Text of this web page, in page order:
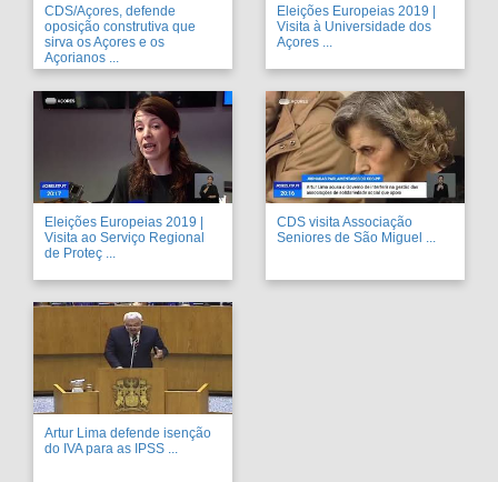
CDS/Açores, defende
oposição construtiva que
sirva os Açores e os
Açorianos ...
Eleições Europeias 2019 |
Visita à Universidade dos
Açores ...
Eleições Europeias 2019 |
Visita ao Serviço Regional
de Proteç ...
CDS visita Associação
Seniores de São Miguel ...
Artur Lima defende isenção
do IVA para as IPSS ...